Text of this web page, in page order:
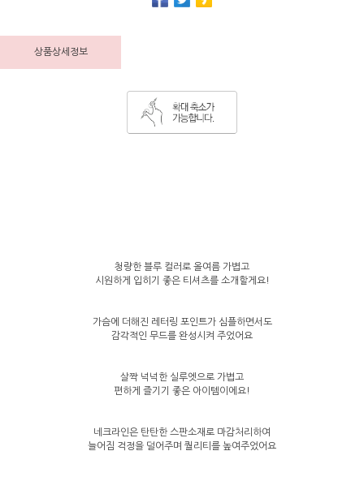
상품상세정보
청량한 블루 컬러로 올여름 가볍고
시원하게 입히기 좋은 티셔츠를 소개할게요!
가슴에 더해진 레터링 포인트가 심플하면서도
감각적인 무드를 완성시켜 주었어요
살짝 넉넉한 실루엣으로 가볍고
편하게 즐기기 좋은 아이템이에요!
네크라인은 탄탄한 스판소재로 마감처리하여
늘어짐 걱정을 덜어주며 퀄리티를 높여주었어요